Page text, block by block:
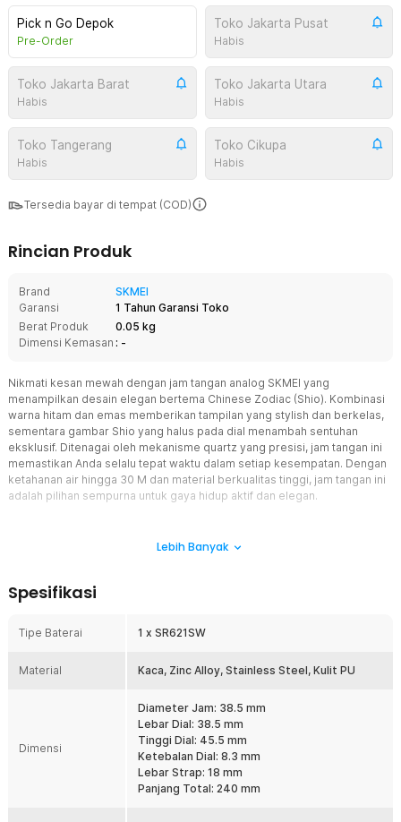
Pick n Go Depok
Pre-Order
Toko Jakarta Pusat
Habis
Toko Jakarta Barat
Habis
Toko Jakarta Utara
Habis
Toko Tangerang
Habis
Toko Cikupa
Habis
Tersedia bayar di tempat (COD)
Rincian Produk
Brand
SKMEI
Garansi
1 Tahun Garansi Toko
Berat Produk
0.05 kg
Dimensi Kemasan : -
Nikmati kesan mewah dengan jam tangan analog SKMEI yang
menampilkan desain elegan bertema Chinese Zodiac (Shio). Kombinasi
warna hitam dan emas memberikan tampilan yang stylish dan berkelas,
sementara gambar Shio yang halus pada dial menambah sentuhan
eksklusif. Ditenagai oleh mekanisme quartz yang presisi, jam tangan ini
memastikan Anda selalu tepat waktu dalam setiap kesempatan. Dengan
ketahanan air hingga 30 M dan material berkualitas tinggi, jam tangan ini
adalah pilihan sempurna untuk gaya hidup aktif dan elegan.
Chinese Zodiac atau dikenal dengan sebutan Shio. Dengan desain
diseluruh housing dial memberikan kesan elegan yang tak kalah
dengan jam tangan mahal di pasaran. Gambar Shio disematkan di
jam tangan ini terasa mewah dan mahal.
Tidak hanya menampilkan fashion elegan, jam tangan berseri 2327
besutan SKMEI dibekali dengan mesin bermekanisme quartz yang
dapat menampilkan waktu secara presisi dan akurat. Dengan
begitu, jam tangan seri 2327 ini mampu membantu Anda
memanajemen waktu dengan lebih baik sehingga Anda dapat
melaksanakan kegiatan atau pun menghadiri berbagai acara
Lebih Banyak
Spesifikasi
Tipe Baterai 1 x SR621SW
Material Kaca, Zinc Alloy, Stainless Steel, Kulit PU
Dimensi
Diameter Jam: 38.5 mm
Lebar Dial: 38.5 mm
Tinggi Dial: 45.5 mm
Ketebalan Dial: 8.3 mm
Lebar Strap: 18 mm
Panjang Total: 240 mm